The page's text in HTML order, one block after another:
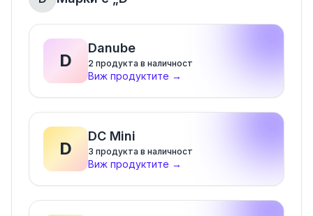
D
Danube
2 продукта в наличност
Виж продуктите →
D
DC Mini
3 продукта в наличност
Виж продуктите →